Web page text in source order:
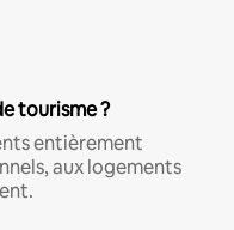
tourisme ?
entièrement
aux logements